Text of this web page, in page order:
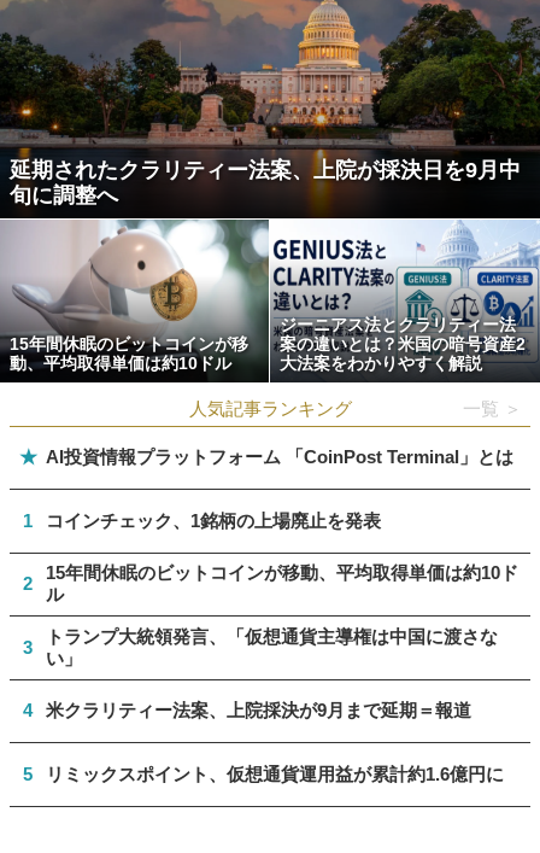
延期されたクラリティー法案、上院が採決日を9月中
旬に調整へ
15年間休眠のビットコインが移
動、平均取得単価は約10ドル
ジーニアス法とクラリティー法
案の違いとは？米国の暗号資産2
大法案をわかりやすく解説
人気記事ランキング 一覧 ＞
★ AI投資情報プラットフォーム 「CoinPost Terminal」とは
1 コインチェック、1銘柄の上場廃止を発表
2
15年間休眠のビットコインが移動、平均取得単価は約10ド
ル
3
トランプ大統領発言、「仮想通貨主導権は中国に渡さな
い」
4 米クラリティー法案、上院採決が9月まで延期＝報道
5 リミックスポイント、仮想通貨運用益が累計約1.6億円に